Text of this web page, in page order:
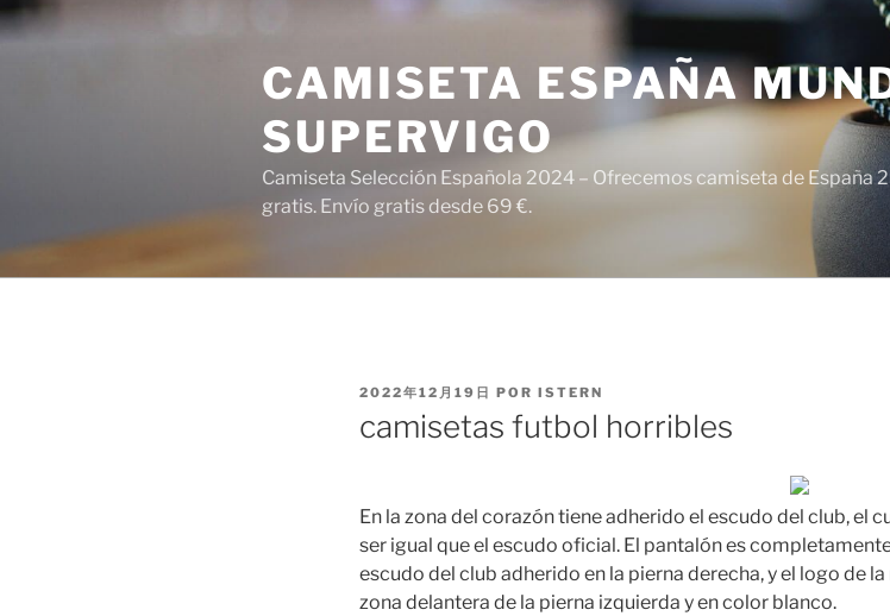
Saltar
al
CAMISETA ESPAÑA
SUPERVIGO
Camiseta Selección Española 2024 – Ofrecemos camiseta de España
gratis. Envío gratis desde 69 €.
PUBLICADO
2022年12月19日 POR ISTERN
camisetas futbol horribles
En la zona del corazón tiene adherido el escudo del club, el
ser igual que el escudo oficial. El pantalón es
escudo del club adherido en la pierna derecha, y el logo de
zona delantera de la pierna izquierda y en color blanco.